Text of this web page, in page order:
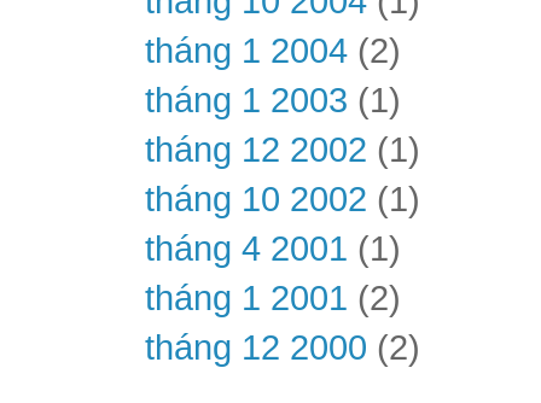
tháng 1 2004 (2)
tháng 1 2003 (1)
tháng 12 2002 (1)
tháng 10 2002 (1)
tháng 4 2001 (1)
tháng 1 2001 (2)
tháng 12 2000 (2)